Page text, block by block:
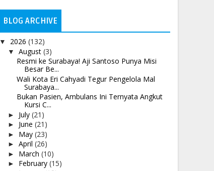
BLOG ARCHIVE
▼ 2026 (132)
▼ August (3)
Resmi ke Surabaya! Aji Santoso Punya Misi
Besar Be...
Wali Kota Eri Cahyadi Tegur Pengelola Mal
Surabaya...
Bukan Pasien, Ambulans Ini Ternyata Angkut
Kursi C...
► July (21)
► June (21)
► May (23)
► April (26)
► March (10)
► February (15)